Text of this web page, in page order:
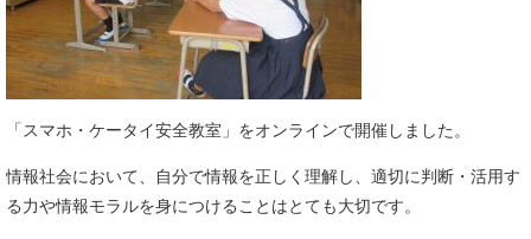
「スマホ・ケータイ安全教室」をオンラインで開催しました。
情報社会において、自分で情報を正しく理解し、適切に判断・活用す
る力や情報モラルを身につけることはとても大切です。